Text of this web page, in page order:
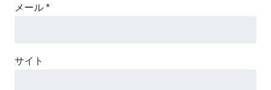
メール *
サイト